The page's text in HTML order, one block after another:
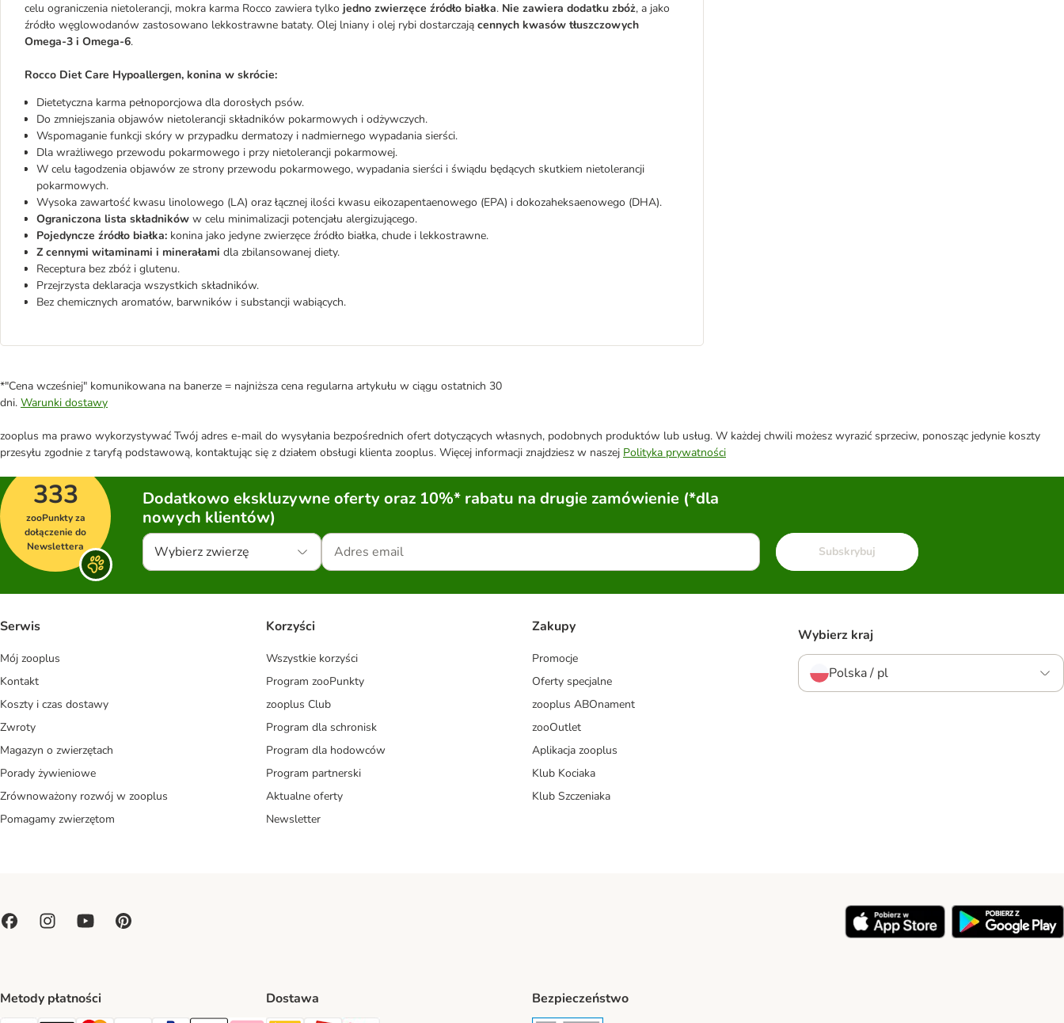
celu ograniczenia nietolerancji, mokra karma Rocco zawiera tylko jedno zwierzęce źródło białka. Nie zawiera dodatku zbóż, a jako
źródło węglowodanów zastosowano lekkostrawne bataty. Olej lniany i olej rybi dostarczają cennych kwasów tłuszczowych
Omega-3 i Omega-6.
Rocco Diet Care Hypoallergen, konina w skrócie:
Dietetyczna karma pełnoporcjowa dla dorosłych psów.
Do zmniejszania objawów nietolerancji składników pokarmowych i odżywczych.
Wspomaganie funkcji skóry w przypadku dermatozy i nadmiernego wypadania sierści.
Dla wrażliwego przewodu pokarmowego i przy nietolerancji pokarmowej.
W celu łagodzenia objawów ze strony przewodu pokarmowego, wypadania sierści i świądu będących skutkiem nietolerancji
pokarmowych.
Wysoka zawartość kwasu linolowego (LA) oraz łącznej ilości kwasu eikozapentaenowego (EPA) i dokozaheksaenowego (DHA).
Ograniczona lista składników w celu minimalizacji potencjału alergizującego.
Pojedyncze źródło białka: konina jako jedyne zwierzęce źródło białka, chude i lekkostrawne.
Z cennymi witaminami i minerałami dla zbilansowanej diety.
Receptura bez zbóż i glutenu.
Przejrzysta deklaracja wszystkich składników.
Bez chemicznych aromatów, barwników i substancji wabiących.
*"Cena wcześniej" komunikowana na banerze = najniższa cena regularna artykułu w ciągu ostatnich 30
dni. Warunki dostawy
zooplus ma prawo wykorzystywać Twój adres e-mail do wysyłania bezpośrednich ofert dotyczących własnych, podobnych produktów lub usług. W każdej chwili możesz wyrazić sprzeciw, ponosząc jedynie koszty
przesyłu zgodnie z taryfą podstawową, kontaktując się z działem obsługi klienta zooplus. Więcej informacji znajdziesz w naszej Polityka prywatności
333
zooPunkty za
dołączenie do
Newslettera
Dodatkowo ekskluzywne oferty oraz 10%* rabatu na drugie zamówienie (*dla
nowych klientów)
Wybierz zwierzę Subskrybuj
Serwis
Mój zooplus
Kontakt
Koszty i czas dostawy
Zwroty
Magazyn o zwierzętach
Porady żywieniowe
Zrównoważony rozwój w zooplus
Pomagamy zwierzętom
Korzyści
Wszystkie korzyści
Program zooPunkty
zooplus Club
Program dla schronisk
Program dla hodowców
Program partnerski
Aktualne oferty
Newsletter
Zakupy
Promocje
Oferty specjalne
zooplus ABOnament
zooOutlet
Aplikacja zooplus
Klub Kociaka
Klub Szczeniaka
Wybierz kraj
Polska / pl
Metody płatności Dostawa Bezpieczeństwo